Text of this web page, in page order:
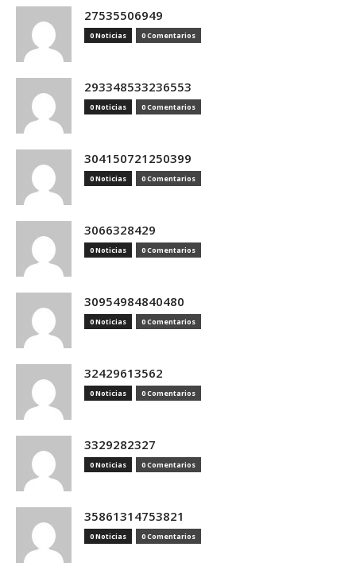
27535506949
0 Noticias 0 Comentarios
293348533236553
0 Noticias 0 Comentarios
304150721250399
0 Noticias 0 Comentarios
3066328429
0 Noticias 0 Comentarios
30954984840480
0 Noticias 0 Comentarios
32429613562
0 Noticias 0 Comentarios
3329282327
0 Noticias 0 Comentarios
35861314753821
0 Noticias 0 Comentarios